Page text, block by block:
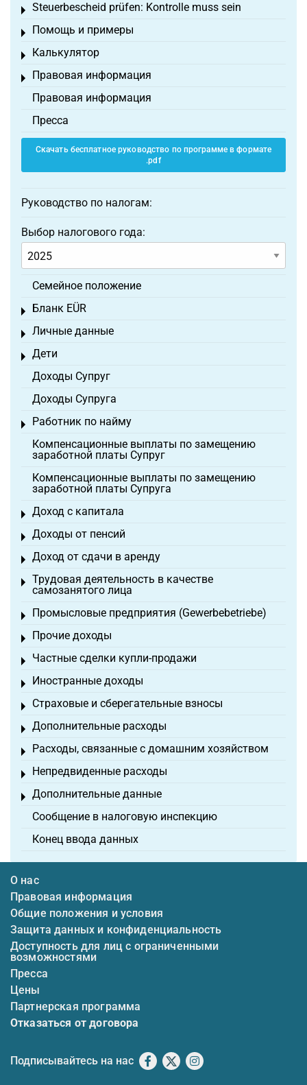
Steuerbescheid prüfen: Kontrolle muss sein
Toggle menu
Помощь и примеры
Toggle menu
Калькулятор
Toggle menu
Правовая информация
Toggle menu
Правовая информация
Пресса
Скачать бесплатное руководство по программе в формате
.pdf
Руководство по налогам:
Выбор налогового года:
Семейное положение
Бланк EÜR
Toggle menu
Личные данные
Toggle menu
Дети
Toggle menu
Доходы Супруг
Доходы Супруга
Работник по найму
Toggle menu
Компенсационные выплаты по замещению
заработной платы Супруг
Компенсационные выплаты по замещению
заработной платы Супруга
Доход с капитала
Toggle menu
Доходы от пенсий
Toggle menu
Доход от сдачи в аренду
Toggle menu
Трудовая деятельность в качестве
самозанятого лица
Toggle menu
Промысловые предприятия (Gewerbebetriebe)
Toggle menu
Прочие доходы
Toggle menu
Частные сделки купли-продажи
Toggle menu
Иностранные доходы
Toggle menu
Страховые и сберегательные взносы
Toggle menu
Дополнительные расходы
Toggle menu
Расходы, связанные с домашним хозяйством
Toggle menu
Непредвиденные расходы
Toggle menu
Дополнительные данные
Toggle menu
Сообщение в налоговую инспекцию
Конец ввода данных
О нас
Правовая информация
Общие положения и условия
Защита данных и конфиденциальность
Доступность для лиц с ограниченными
возможностями
Пресса
Цены
Партнерская программа
Отказаться от договора
Подписывайтесь на нас Facebook
X Instagram